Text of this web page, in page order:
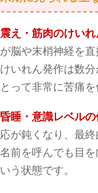
震え・筋肉のけいれ
が脳や末梢神経を直
けいれん発作は数
とって非常に苦痛を
昏睡・意識レベル
応が鈍くなり、最終
名前を呼んでも目
いう状態です。